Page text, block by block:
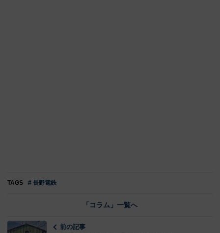
TAGS # 長野電鉄
「コラム」一覧へ
前の記事